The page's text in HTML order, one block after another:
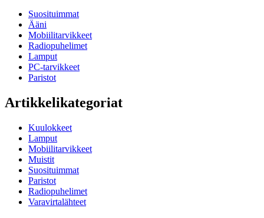
Suosituimmat
Ääni
Mobiilitarvikkeet
Radiopuhelimet
Lamput
PC-tarvikkeet
Paristot
Artikkelikategoriat
Kuulokkeet
Lamput
Mobiilitarvikkeet
Muistit
Suosituimmat
Paristot
Radiopuhelimet
Varavirtalähteet